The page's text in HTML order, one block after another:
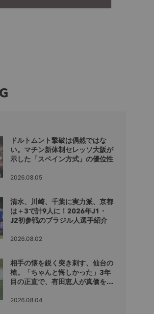
ドルトムント撃破は偶然ではな
い。マチン新体制セレッソ大阪が
示した「スペイン方式」の優位性
2026.08.05
清水、川崎、千葉に実力派、京都
は＋3で計9人に！2026年J1・
J2初参戦のブラジル人選手紹介
2026.08.02
相手の懐を鋭く突き刺す、仙台の
槍。「ちゃんと悔しかった」3年
目の正直で、有田恵人が真価を示
2026.08.04